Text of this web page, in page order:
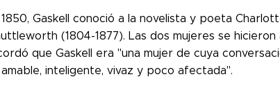
Gaskell conoció a la novelista y poeta
(1804-1877). Las dos mujeres se
que Gaskell era "una mujer de cuya
inteligente, vivaz y poco afectada".